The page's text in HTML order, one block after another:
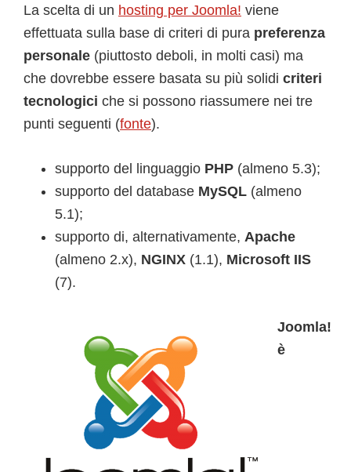
La scelta di un hosting per Joomla! viene
effettuata sulla base di criteri di pura preferenza
personale (piuttosto deboli, in molti casi) ma
che dovrebbe essere basata su più solidi criteri
tecnologici che si possono riassumere nei tre
punti seguenti (fonte).
supporto del linguaggio PHP (almeno 5.3);
supporto del database MySQL (almeno
5.1);
supporto di, alternativamente, Apache
(almeno 2.x), NGINX (1.1), Microsoft IIS
(7).
Joomla!
è